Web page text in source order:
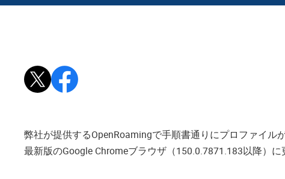
Xで投稿Facebookでシェア
弊社が提供するOpenRoamingで手順書通りにプロファイル
最新版のGoogle Chromeブラウザ（150.0.7871.183以降）